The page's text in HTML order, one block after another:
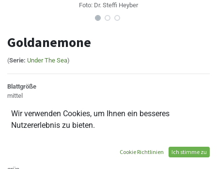
Foto: Dr. Steffi Heyber
Goldanemone
(Serie: Under The Sea)
Blattgröße
mittel
länglich
Blattrand
Wir verwenden Cookies, um Ihnen ein besseres
Nutzererlebnis zu bieten.
Cookie Richtlinien Ich stimme zu